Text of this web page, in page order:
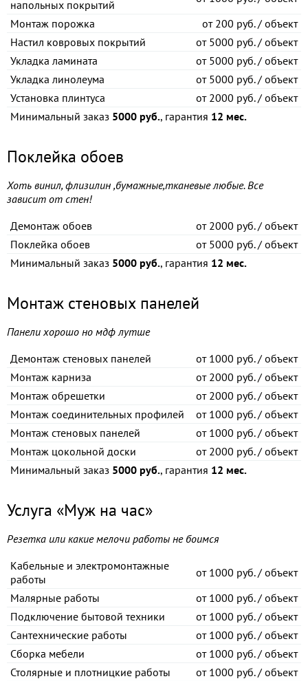
напольных покрытий
Монтаж порожка
от200 руб. / объект
Настил ковровых покрытий
от5000 руб. / объект
Укладка ламината
от5000 руб. / объект
Укладка линолеума
от5000 руб. / объект
Установка плинтуса
от2000 руб. / объект
Минимальный заказ 5000 руб., гарантия 12 мес.
Поклейка обоев
Хоть винил, флизилин ,бумажные,тканевые любые. Все
зависит от стен!
Демонтаж обоев
от2000 руб. / объект
Поклейка обоев
от5000 руб. / объект
Минимальный заказ 5000 руб., гарантия 12 мес.
Монтаж стеновых панелей
Панели хорошо но мдф лутше
Демонтаж стеновых панелей
от1000 руб. / объект
Монтаж карниза
от2000 руб. / объект
Монтаж обрешетки
от2000 руб. / объект
Монтаж соединительных профилей
от1000 руб. / объект
Монтаж стеновых панелей
от1000 руб. / объект
Монтаж цокольной доски
от2000 руб. / объект
Минимальный заказ 5000 руб., гарантия 12 мес.
Услуга «Муж на час»
Резетка или какие мелочи работы не боимся
Кабельные и электромонтажные
работы
от1000 руб. / объект
Малярные работы
от1000 руб. / объект
Подключение бытовой техники
от1000 руб. / объект
Сантехнические работы
от1000 руб. / объект
Сборка мебели
от1000 руб. / объект
Столярные и плотницкие работы
от1000 руб. / объект